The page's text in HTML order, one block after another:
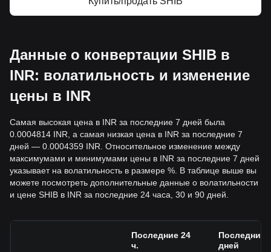
Данные о конвертации SHIB в
INR: волатильность и изменение
цены в INR
Самая высокая цена в INR за последние 7 дней была
0.0004814 INR, а самая низкая цена в INR за последние 7
дней — 0.0004359 INR. Относительное изменение между
максимумами и минимумами цены в INR за последние 7 дней
указывает на волатильность в размере %. В таблице выше вы
можете посмотреть дополнительные данные о волатильности
и цене SHIB в INR за последние 24 часа, 30 и 90 дней.
Последние 24
ч.
Последние
дней